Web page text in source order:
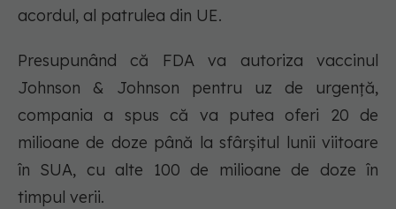
acordul, al patrulea din UE.
Presupunând că FDA va autoriza vaccinul
Johnson & Johnson pentru uz de urgență,
compania a spus că va putea oferi 20 de
milioane de doze până la sfârșitul lunii viitoare
în SUA, cu alte 100 de milioane de doze în
timpul verii.